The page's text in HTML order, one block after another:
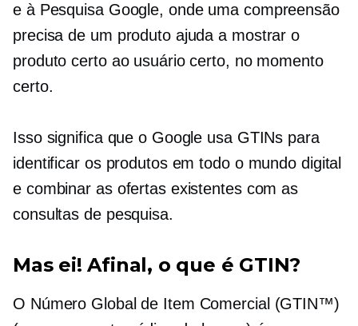
e à Pesquisa Google, onde uma compreensão
precisa de um produto ajuda a mostrar o
produto certo ao usuário certo, no momento
certo.
Isso significa que o Google usa GTINs para
identificar os produtos em todo o mundo digital
e combinar as ofertas existentes com as
consultas de pesquisa.
Mas ei! Afinal, o que é GTIN?
O Número Global de Item Comercial (GTIN™)